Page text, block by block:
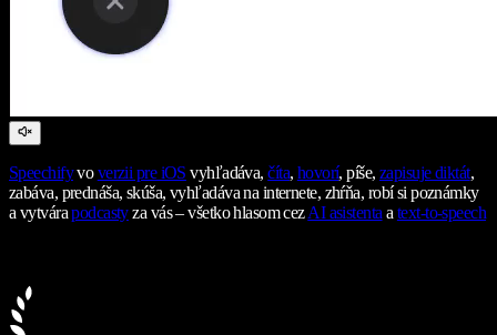
Speechifyvoverzii pre iOS vyhľadáva,číta, hovorí, píše,zapisuje diktát,
zabáva, prednáša, skúša, vyhľadáva na internete, zhŕňa, robí si poznámky
a vytvárapodcastyza vás – všetko hlasom cezAI asistentaatext-to-speech